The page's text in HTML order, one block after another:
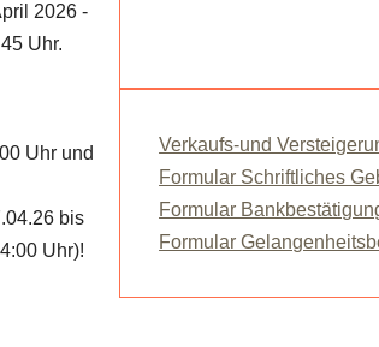
2026 -
Uhr.
Uhr und
bis
Uhr)!
Verkaufs-und
Formular Schriftliches
Formular
Formular